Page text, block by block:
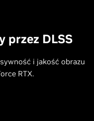
przez DLSS
i jakość obrazu
RTX.